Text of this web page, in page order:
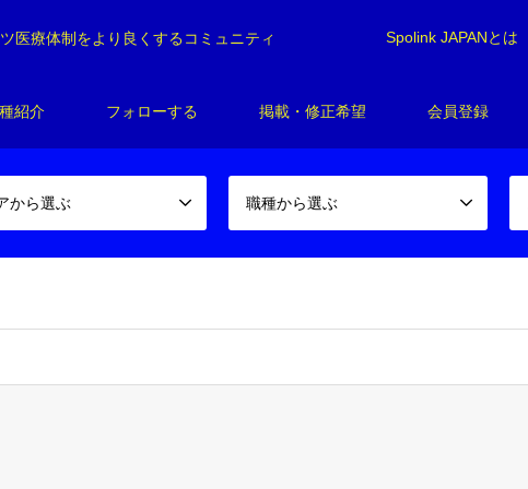
医療体制をより良くするコミュニティ Spolink JAPANとは
紹介 フォローする 掲載・修正希望 会員登録
から選ぶ 職種から選ぶ